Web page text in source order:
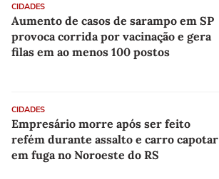
CIDADES
Aumento de casos de sarampo em SP
provoca corrida por vacinação e gera
filas em ao menos 100 postos
CIDADES
Empresário morre após ser feito
refém durante assalto e carro capotar
em fuga no Noroeste do RS